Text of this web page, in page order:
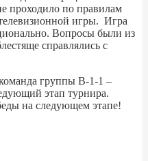
проходило по правилам
игры. Игра
Вопросы были из
справлялись с
группы В-1-1 –
этап турнира.
на следующем этапе!